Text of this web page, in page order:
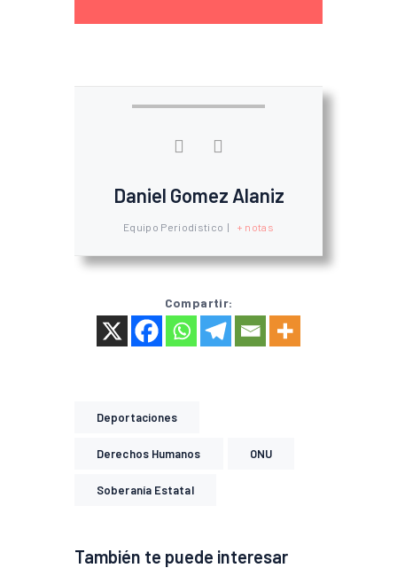
Daniel Gomez Alaniz
Equipo Periodístico | + notas
Compartir:
Deportaciones
Derechos Humanos ONU
Soberanía Estatal
También te puede interesar